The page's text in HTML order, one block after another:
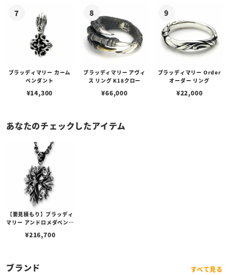
ブラッディマリー カーム
ペンダント
¥14,300
ブラッディマリー アヴィ
ス リング K18クロー
¥66,000
ブラッディマリー Order
オーダー リング
¥22,000
あなたのチェックしたアイテム
【要見積もり】ブラッディ
マリー アンドロメダペンダ
¥216,700
ブランド すべて見る